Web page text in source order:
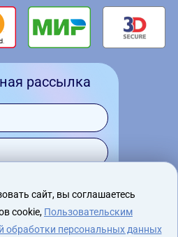
рассылка
обработку персональных
данных
сайт, вы соглашаетесь
cookie, Пользовательским
обработки персональных данных